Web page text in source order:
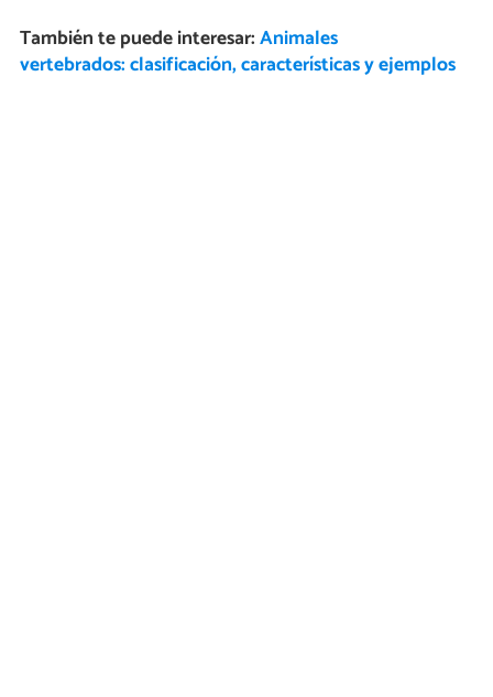
También te puede interesar:Animales
vertebrados: clasificación, características y ejemplos